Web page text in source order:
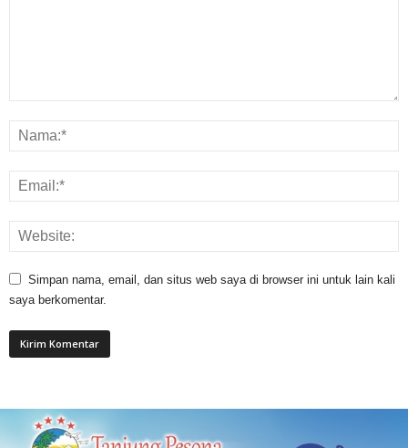
Simpan nama, email, dan situs web saya di browser ini untuk lain kali
saya berkomentar.